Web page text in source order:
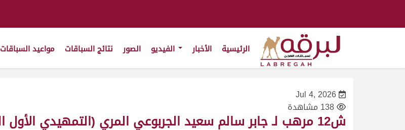
الرئيسية الأخبار الصور نتائج السباقات مواعيد السباقات
Jul 4, 2026
138 مشاهدة